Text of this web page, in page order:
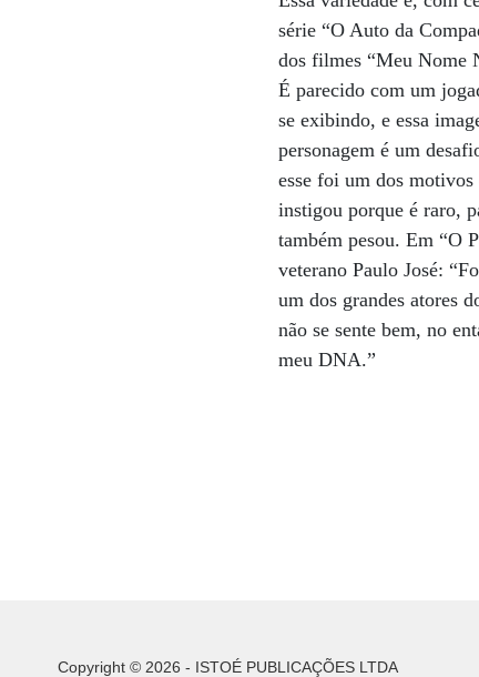
série “O Auto da
dos filmes “Meu Nome
É parecido com um
se exibindo, e essa
personagem é um
esse foi um dos motivos
instigou porque é raro,
também pesou. Em “O
veterano Paulo José:
um dos grandes atores
não se sente bem, no
meu DNA.”
Copyright © 2026 - ISTOÉ PUBLICAÇÕES LTDA